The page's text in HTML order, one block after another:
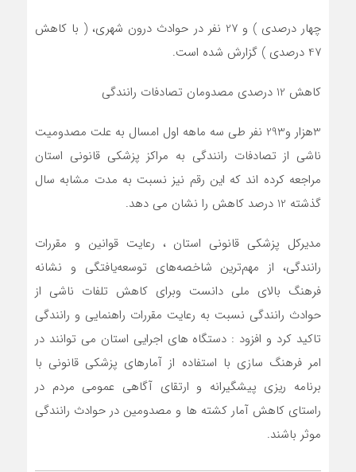
چهار درصدی ) و 27 نفر در حوادث درون شهری، ( با کاهش
47 درصدی ) گزارش شده است.
کاهش 12 درصدی مصدومان تصادفات رانندگی
3هزار و293 نفر طی سه ماهه اول امسال به علت مصدومیت
ناشی از تصادفات رانندگی به مراکز پزشکی قانونی استان
مراجعه کرده اند که این رقم نیز نسبت به مدت مشابه سال
گذشته 12 درصد کاهش را نشان می دهد.
مدیرکل پزشکی قانونی استان ، رعایت قوانین و مقررات
رانندگی، از مهم‌ترین شاخصه‌‌های توسعه‌یافتگی و نشانه
فرهنگ بالای ملی دانست وبرای کاهش تلفات ناشی از
حوادث رانندگی نسبت به رعایت مقررات راهنمایی و رانندگی
تاکید کرد و افزود : دستگاه هاي اجرايي استان مي توانند در
امر فرهنگ سازي با استفاده از آمارهاي پزشكي قانوني با
برنامه ريزي پيشگيرانه و ارتقاي آگاهي عمومي مردم در
راستاي كاهش آمار كشته ها و مصدومين در حوادث رانندگي
موثر باشند.